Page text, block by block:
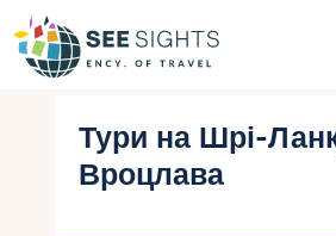
Пошук турів
Гарячі тури
Тури на Шрі-
Вроцлава